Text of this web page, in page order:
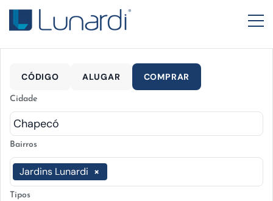
CÓDIGO ALUGAR COMPRAR
Cidade
Bairros
×
Jardins Lunardi
Tipos